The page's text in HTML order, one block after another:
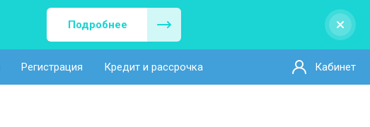
Подробнее
Регистрация Кредит и рассрочка Кабинет